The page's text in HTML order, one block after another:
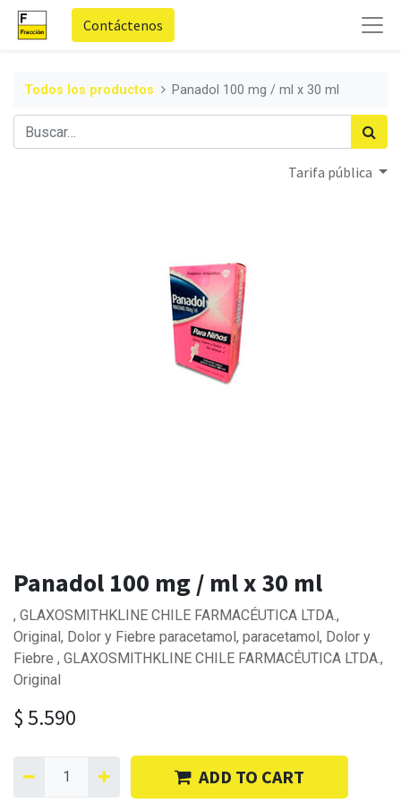
Contáctenos
Todos los productos Panadol 100 mg / ml x 30 ml
Tarifa pública
Panadol 100 mg / ml x 30 ml
, GLAXOSMITHKLINE CHILE FARMACÉUTICA LTDA.,
Original, Dolor y Fiebre paracetamol, paracetamol, Dolor y
Fiebre , GLAXOSMITHKLINE CHILE FARMACÉUTICA LTDA.,
Original
$ 5.590
ADD TO CART